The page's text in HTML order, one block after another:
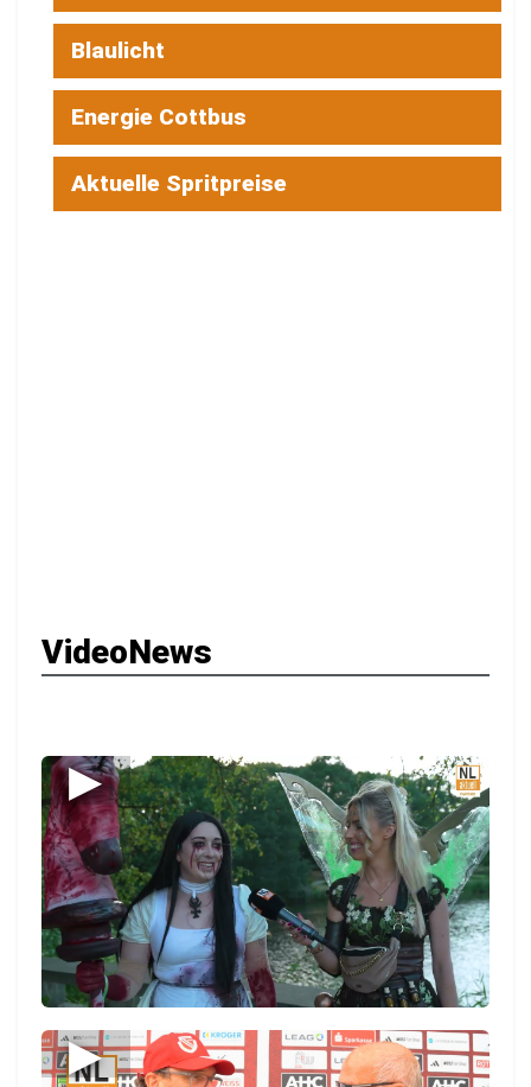
Blaulicht
Energie Cottbus
Aktuelle Spritpreise
VideoNews
▶
▶